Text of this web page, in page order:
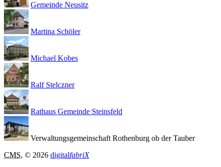
Gemeinde Neusitz
Martina Schöler
Michael Kobes
Ralf Stelczner
Rathaus Gemeinde Steinsfeld
Verwaltungsgemeinschaft Rothenburg ob der Tauber
CMS, © 2026 digitalfabriX